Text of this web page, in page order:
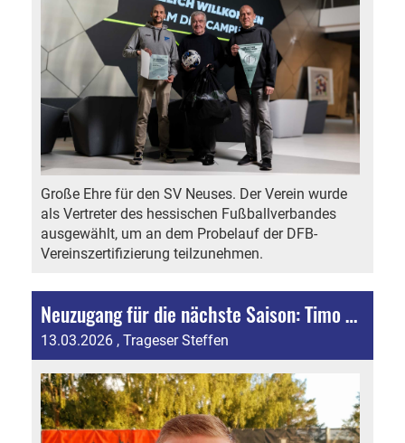
Große Ehre für den SV Neuses. Der Verein wurde
als Vertreter des hessischen Fußballverbandes
ausgewählt, um an dem Probelauf der DFB-
Vereinszertifizierung teilzunehmen.
Neuzugang für die nächste Saison: Timo Franz kehrt zum SVN zurück!
13.03.2026 , Trageser Steffen